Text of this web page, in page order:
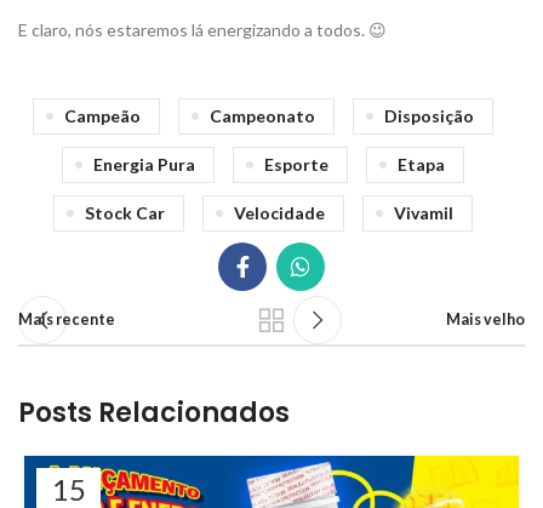
E claro, nós estaremos lá energizando a todos. 😉
Campeão Campeonato Disposição
Energia Pura Esporte Etapa
Stock Car Velocidade Vivamil
Mais recente Mais velho
Posts Relacionados
15